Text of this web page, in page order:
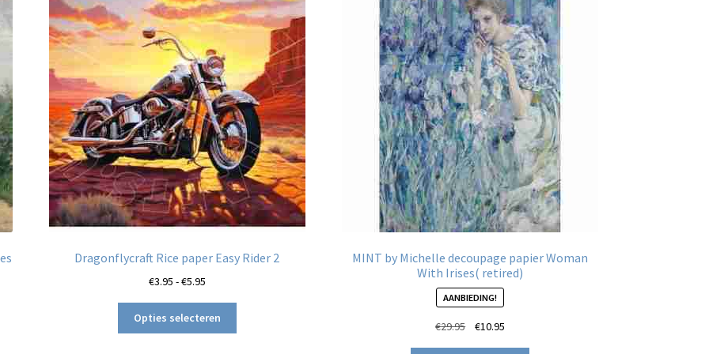
Dragonflycraft Rice paper Easy Rider 2
€3.95 -€5.95Prijsklasse:
tot
€5.95
Opties selecteren
MINT by Michelle decoupage papier Woman
With Irises( retired)
AANBIEDING!
€29.95
Oorspronkelijke
€10.95Huidige